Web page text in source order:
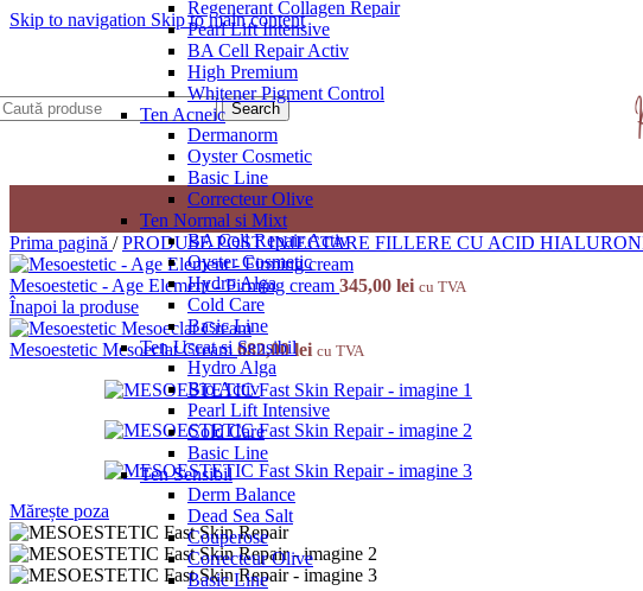
Skip to navigation Skip to main content
Search
Regenerant Collagen Repair
Pearl Lift Intensive
BA Cell Repair Activ
High Premium
Whitener Pigment Control
Ten Acneic
Dermanorm
Oyster Cosmetic
Basic Line
Correcteur Olive
Ten Normal si Mixt
BA Cell Repair Activ
Oyster Cosmetic
Hydro Alga
Cold Care
Basic Line
Ten Uscat si Sensibil
Hydro Alga
Bio Activ
Pearl Lift Intensive
Cold Care
Basic Line
Ten Sensibil
Derm Balance
Dead Sea Salt
Couperose
Correcteur Olive
Basic Line
Prima pagină / PRODUSE POST INJECTARE FILLERE CU ACID
Mesoestetic - Age Element - Firming cream 345,00 lei cu TVA
Înapoi la produse
Mesoestetic Mesoeclat Cream 682,00lei cu TVA
Mărește poza